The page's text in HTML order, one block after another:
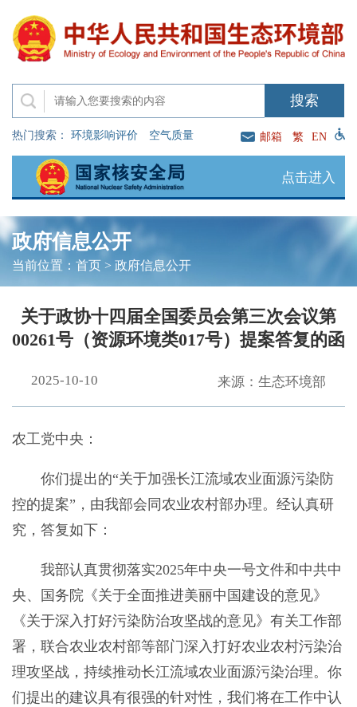
热门搜索： 环境影响评价 空气质量 邮箱 繁 EN
点击进入
政府信息公开
当前位置： 首页> 政府信息公开
关于政协十四届全国委员会第三次会议第
00261号（资源环境类017号）提案答复的函
2025-10-10 来源：生态环境部
农工党中央：
你们提出的“关于加强长江流域农业面源污染防
控的提案”，由我部会同农业农村部办理。经认真研
究，答复如下：
我部认真贯彻落实2025年中央一号文件和中共中
央、国务院《关于全面推进美丽中国建设的意见》
《关于深入打好污染防治攻坚战的意见》有关工作部
署，联合农业农村部等部门深入打好农业农村污染治
理攻坚战，持续推动长江流域农业面源污染治理。你
们提出的建议具有很强的针对性，我们将在工作中认